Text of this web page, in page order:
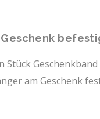
Stück
am Geschenk